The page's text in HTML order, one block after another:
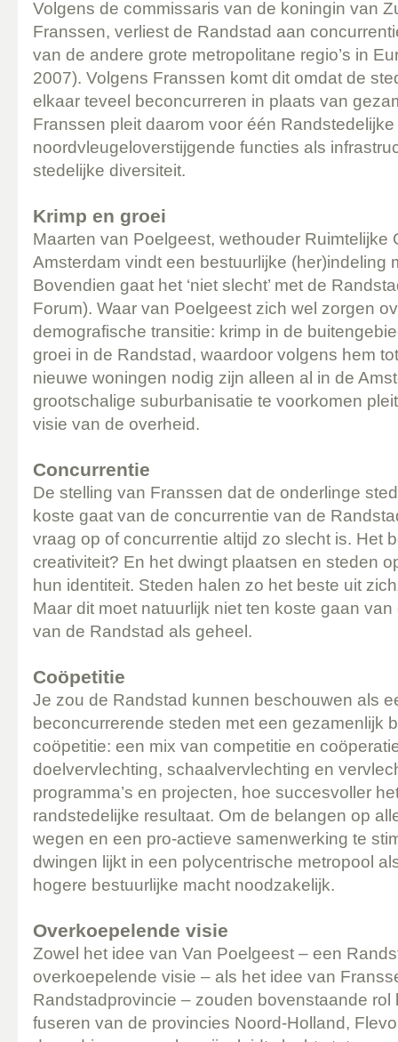
Volgens de commissaris van de koningin van
Franssen, verliest de Randstad aan
van de andere grote metropolitane regio’s in
2007). Volgens Franssen komt dit omdat de
elkaar teveel beconcurreren in plaats van
Franssen pleit daarom voor één
noordvleugeloverstijgende functies als
stedelijke diversiteit.
Krimp en groei
Maarten van Poelgeest, wethouder Ruimtelijke
Amsterdam vindt een bestuurlijke (her)indeling
Bovendien gaat het ‘niet slecht’ met de
Forum). Waar van Poelgeest zich wel zorgen
demografische transitie: krimp in de
groei in de Randstad, waardoor volgens hem
nieuwe woningen nodig zijn alleen al in de
grootschalige suburbanisatie te voorkomen
visie van de overheid.
Concurrentie
De stelling van Franssen dat de onderlinge
koste gaat van de concurrentie van de
vraag op of concurrentie altijd zo slecht is. Het
creativiteit? En het dwingt plaatsen en steden
hun identiteit. Steden halen zo het beste uit
Maar dit moet natuurlijk niet ten koste gaan
van de Randstad als geheel.
Coöpetitie
Je zou de Randstad kunnen beschouwen als
beconcurrerende steden met een gezamenlijk
coöpetitie: een mix van competitie en
doelvervlechting, schaalvervlechting en
programma’s en projecten, hoe succesvoller
randstedelijke resultaat. Om de belangen op
wegen en een pro-actieve samenwerking te
dwingen lijkt in een polycentrische metropool
hogere bestuurlijke macht noodzakelijk.
Overkoepelende visie
Zowel het idee van Van Poelgeest – een
overkoepelende visie – als het idee van
Randstadprovincie – zouden bovenstaande rol
fuseren van de provincies Noord-Holland,